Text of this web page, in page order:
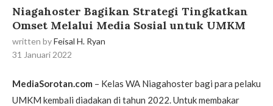
Niagahoster Bagikan Strategi Tingkatkan
Omset Melalui Media Sosial untuk UMKM
written byFeisal H. Ryan
31 Januari 2022
MediaSorotan.com – Kelas WA Niagahoster bagi para pelaku
UMKM kembali diadakan di tahun 2022. Untuk membakar